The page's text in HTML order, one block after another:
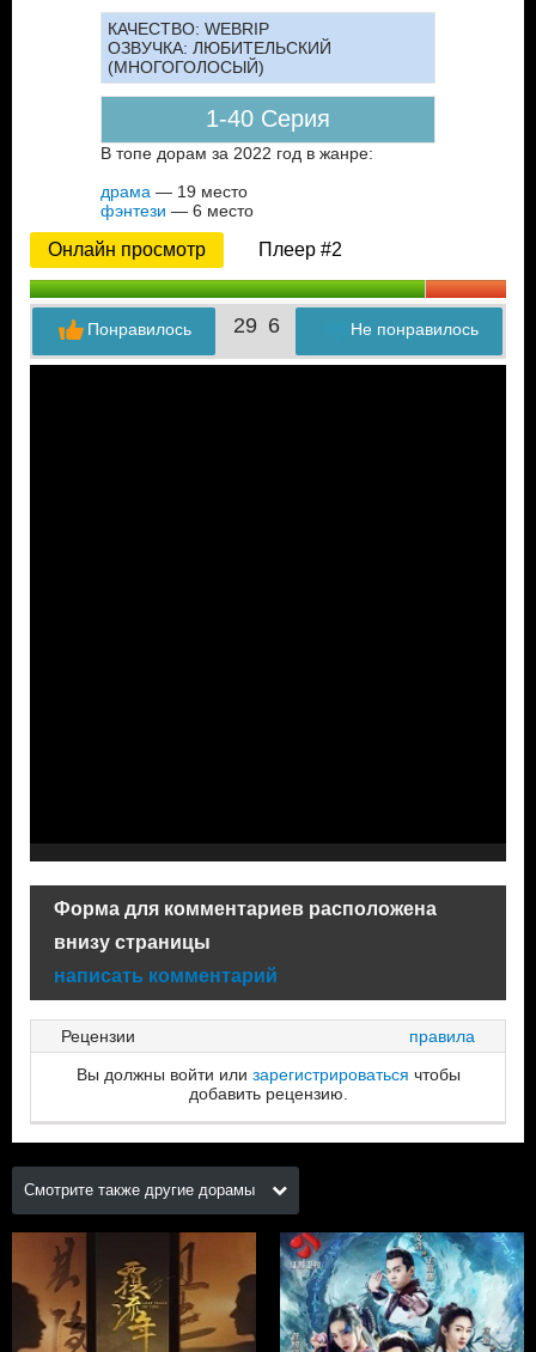
КАЧЕСТВО: WEBRIP
ОЗВУЧКА: ЛЮБИТЕЛЬСКИЙ
(МНОГОГОЛОСЫЙ)
1-40 Серия
В топе дорам за 2022 год в жанре:
драма — 19 место
фэнтези — 6 место
Онлайн просмотр Плеер #2
29 6 Не понравилось
Понравилось
Форма для комментариев расположена
внизу страницы
написать комментарий
Рецензии
правила
Вы должны войти или зарегистрироваться чтобы
добавить рецензию.
Смотрите также другие дорамы